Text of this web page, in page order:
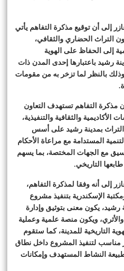
إلى أن توقيع مذكرة التفاهم يأتي
التراث الحضاري والثقافي،
إلى الحفاظ على الهوية
رشيد باعتبارها إحدى المدن ذات
وذلك بالنظر لما تزخر به من مقومات
التفاهم تستهدف التعاون
والثقافية والتنفيذية،
التراث بمدينة رشيد على أسس
المستدامة مع مراعاة الأحكام
مع الجهات المختصة، بما يسهم
التاريخي.
إلى أنه وفقا لمذكرة التفاهم،
الإسكندرية بتنفيذ مشروع
رشيد، يكون معنى بتوثيق وإدارة
ويكون منصة علمية وعملية
التاريخية للمدينة، كما ستقوم
مناسب لتنفيذ المشروع داخل نطاق
طبيعة النشاط المستهدف وإمكانات